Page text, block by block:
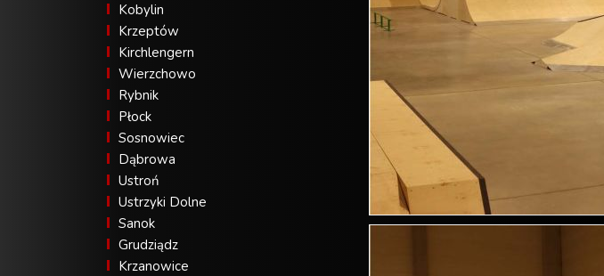
Kobylin
Krzeptów
Kirchlengern
Wierzchowo
Rybnik
Płock
Sosnowiec
Dąbrowa
Ustroń
Ustrzyki Dolne
Sanok
Grudziądz
Krzanowice